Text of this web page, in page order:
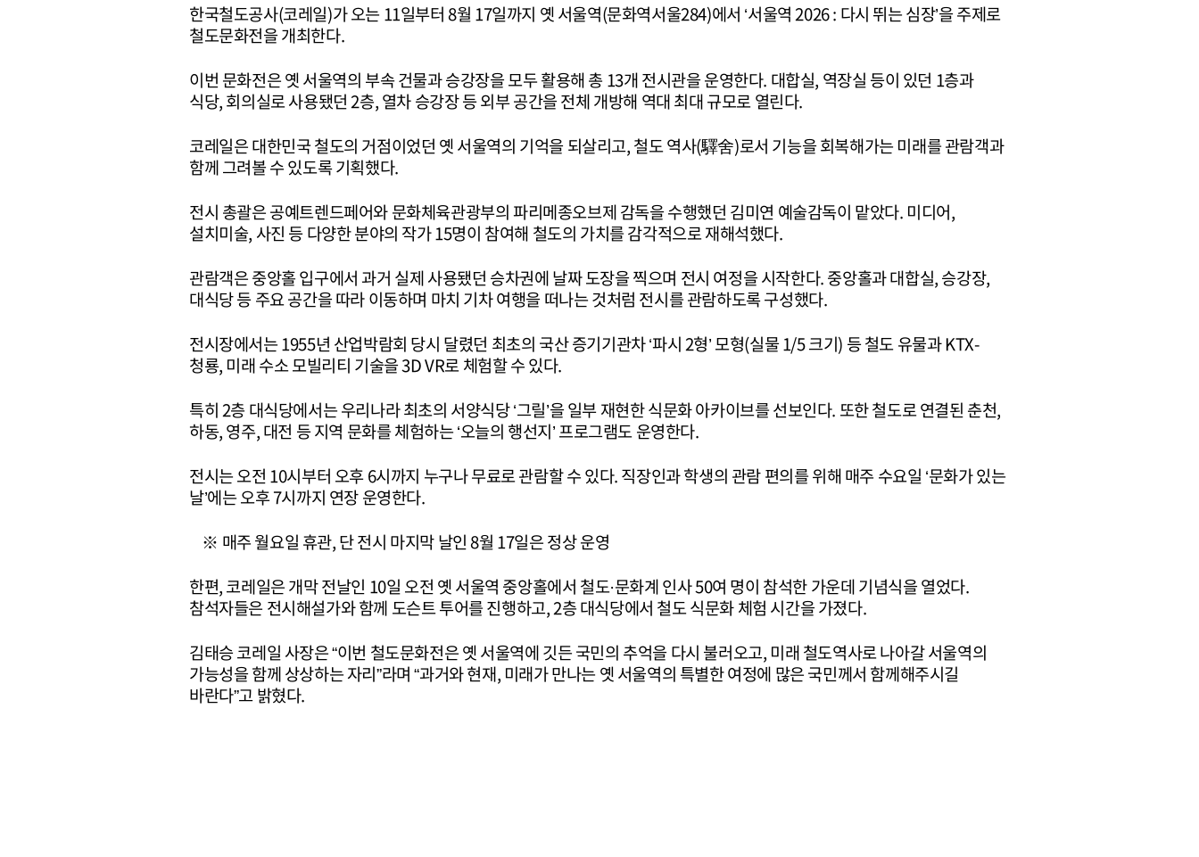
한국철도공사(코레일)가 오는 11일부터 8월 17일까지 옛 서울역(문화역서울284)에서 ‘서울역 2026 : 다시 뛰는 심장’을 주제로
철도문화전을 개최한다.
이번 문화전은 옛 서울역의 부속 건물과 승강장을 모두 활용해 총 13개 전시관을 운영한다. 대합실, 역장실 등이 있던 1층과
식당, 회의실로 사용됐던 2층, 열차 승강장 등 외부 공간을 전체 개방해 역대 최대 규모로 열린다.
코레일은 대한민국 철도의 거점이었던 옛 서울역의 기억을 되살리고, 철도 역사(驛舍)로서 기능을 회복해가는 미래를 관람객과
함께 그려볼 수 있도록 기획했다.
전시 총괄은 공예트렌드페어와 문화체육관광부의 파리메종오브제 감독을 수행했던 김미연 예술감독이 맡았다. 미디어,
설치미술, 사진 등 다양한 분야의 작가 15명이 참여해 철도의 가치를 감각적으로 재해석했다.
관람객은 중앙홀 입구에서 과거 실제 사용됐던 승차권에 날짜 도장을 찍으며 전시 여정을 시작한다. 중앙홀과 대합실, 승강장,
대식당 등 주요 공간을 따라 이동하며 마치 기차 여행을 떠나는 것처럼 전시를 관람하도록 구성했다.
전시장에서는 1955년 산업박람회 당시 달렸던 최초의 국산 증기기관차 ‘파시 2형’ 모형(실물 1/5 크기) 등 철도 유물과 KTX-
청룡, 미래 수소 모빌리티 기술을 3D VR로 체험할 수 있다.
특히 2층 대식당에서는 우리나라 최초의 서양식당 ‘그릴’을 일부 재현한 식문화 아카이브를 선보인다. 또한 철도로 연결된 춘천,
하동, 영주, 대전 등 지역 문화를 체험하는 ‘오늘의 행선지’ 프로그램도 운영한다.
전시는 오전 10시부터 오후 6시까지 누구나 무료로 관람할 수 있다. 직장인과 학생의 관람 편의를 위해 매주 수요일 ‘문화가 있는
날’에는 오후 7시까지 연장 운영한다.
※ 매주 월요일 휴관, 단 전시 마지막 날인 8월 17일은 정상 운영
한편, 코레일은 개막 전날인 10일 오전 옛 서울역 중앙홀에서 철도·문화계 인사 50여 명이 참석한 가운데 기념식을 열었다.
참석자들은 전시해설가와 함께 도슨트 투어를 진행하고, 2층 대식당에서 철도 식문화 체험 시간을 가졌다.
김태승 코레일 사장은 “이번 철도문화전은 옛 서울역에 깃든 국민의 추억을 다시 불러오고, 미래 철도역사로 나아갈 서울역의
가능성을 함께 상상하는 자리”라며 “과거와 현재, 미래가 만나는 옛 서울역의 특별한 여정에 많은 국민께서 함께해주시길
바란다”고 밝혔다.